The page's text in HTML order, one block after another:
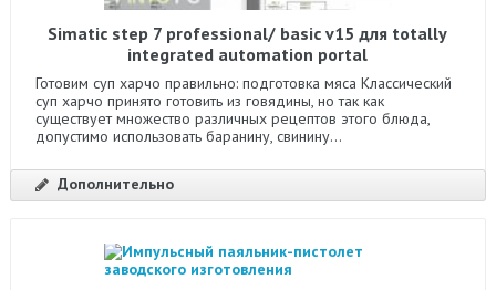
Simatic step 7 professional/ basic v15 для totally
integrated automation portal
Готовим суп харчо правильно: подготовка мяса Классический
суп харчо принято готовить из говядины, но так как
существует множество различных рецептов этого блюда,
допустимо использовать баранину, свинину...
Дополнительно